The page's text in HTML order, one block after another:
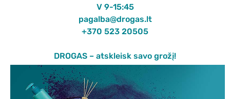
V 9-15:45
pagalba@drogas.lt
+370 523 20505
DROGAS – atskleisk savo grožį!